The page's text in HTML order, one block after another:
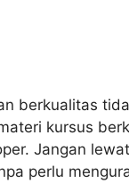
berkualitas
kursus
Jangan
perlu